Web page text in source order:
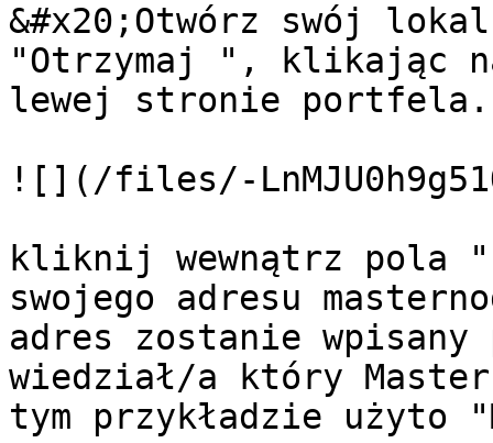
&#x20;Otwórz swój
"Otrzymaj ", klikając
lewej stronie portfela.
![](/files/-
kliknij wewnątrz pola
swojego adresu
adres zostanie wpisany
wiedział/a który
tym przykładzie użyto